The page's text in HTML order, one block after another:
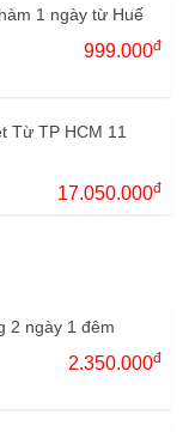
1 ngày từ Huế
999.000đ
Từ TP HCM 11
17.050.000đ
2 ngày 1 đêm
2.350.000đ